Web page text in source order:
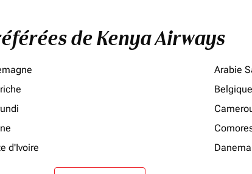
de Kenya Airways
Arabie
Belgique
d'Ivoire